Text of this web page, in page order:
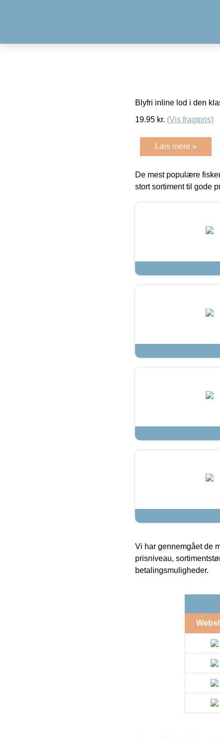
Blyfri inline lod i den
19.95 kr. (Vis fragtpris)
Læs mere »
De mest populære
stort sortiment til gode
Vi har gennemgået de
prisniveau,
betalingsmuligheder.